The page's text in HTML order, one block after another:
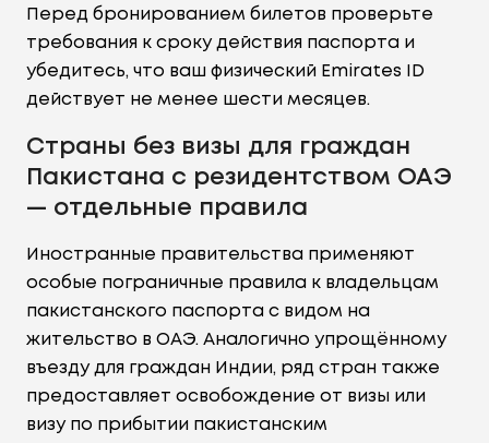
Перед бронированием билетов проверьте
требования к сроку действия паспорта и
убедитесь, что ваш физический Emirates ID
действует не менее шести месяцев.
Страны без визы для граждан
Пакистана с резидентством ОАЭ
— отдельные правила
Иностранные правительства применяют
особые пограничные правила к владельцам
пакистанского паспорта с видом на
жительство в ОАЭ. Аналогично упрощённому
въезду для граждан Индии, ряд стран также
предоставляет освобождение от визы или
визу по прибытии пакистанским